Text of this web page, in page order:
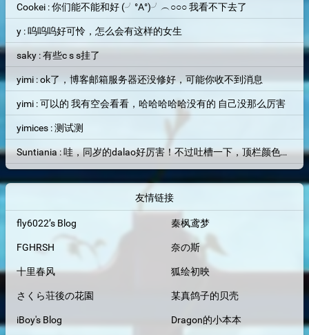
Cookei : 你们能不能和好 (╯°A°)╯︵○○○ 我看不下去了
y : 呜呜呜好可怜，怎么会有这样的女生
saky : 有些c s s挂了
yimi : ok了，博客邮箱服务器还没修好，可能你收不到消息
yimi : 可以的 我有空会看看，哈哈哈哈哈没有的 自己没那么厉害
yimices : 测试测
Suntiania : 哇，同岁的dalao好厉害！不过吐槽一下，顶栏颜色和背景图片融为一体了，找了半天搜索框才找到位置=。=
友情链接
fly6022’s Blog 秦枫鸢梦
FGHRSH 奈の斯
十里春风 狐绘初映
さくら荘後の花園 某真鸽子的贝壳
iBoy's Blog Dragon的小本本